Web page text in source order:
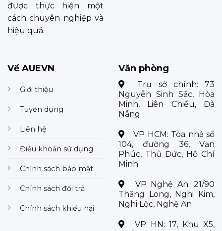
được thực hiện một
cách chuyên nghiệp và
hiệu quả.
Về AUEVN
Giới thiệu
Tuyển dụng
Liên hệ
Điều khoản sử dụng
Chính sách bảo mật
Chính sách đổi trả
Chính sách khiếu nại
Văn phòng
Trụ sở chính: 73
Nguyễn Sinh Sắc, Hòa
Minh, Liên Chiểu, Đà
Nẵng
VP HCM: Tòa nhà số
104, đường 36, Vạn
Phúc, Thủ Đức, Hồ Chí
Minh
VP Nghệ An: 21/90
Thăng Long, Nghi Kim,
Nghi Lộc, Nghệ An
VP HN:17, Khu X5,